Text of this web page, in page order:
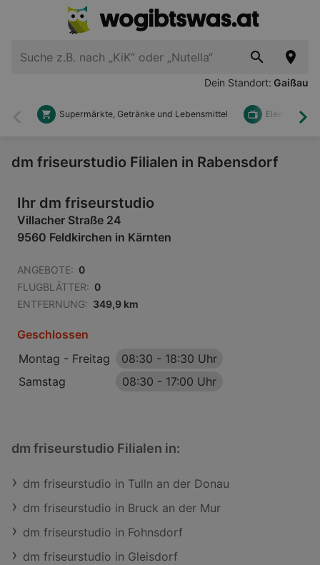
Dein Standort: Gaißau
Zurück
Supermärkte, Getränke und Lebensmittel Elektronik
dm friseurstudio Filialen in Rabensdorf
Ihr dm friseurstudio
Villacher Straße 24
9560 Feldkirchen in Kärnten
ANGEBOTE: 0
FLUGBLÄTTER: 0
ENTFERNUNG: 349,9 km
Geschlossen
Montag - Freitag
08:30 - 18:30 Uhr
Samstag
08:30 - 17:00 Uhr
dm friseurstudio Filialen in:
dm friseurstudio in Tulln an der Donau
dm friseurstudio in Bruck an der Mur
dm friseurstudio in Fohnsdorf
dm friseurstudio in Gleisdorf